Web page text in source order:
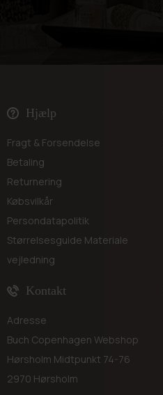
Hjælp
Fragt & Forsendelse
Betaling
Returnering
Købsvilkår
Persondatapolitik
Størrelsesguide Materiale
vejledning
Kontakt
Adresse
Buch Copenhagen Webshop
Hørsholm Midtpunkt 74-76
2970 Hørsholm